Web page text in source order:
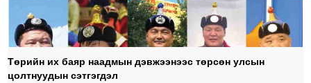
Төрийн их баяр наадмын дэвжээнээс төрсөн улсын
цолтнуудын сэтгэгдэл